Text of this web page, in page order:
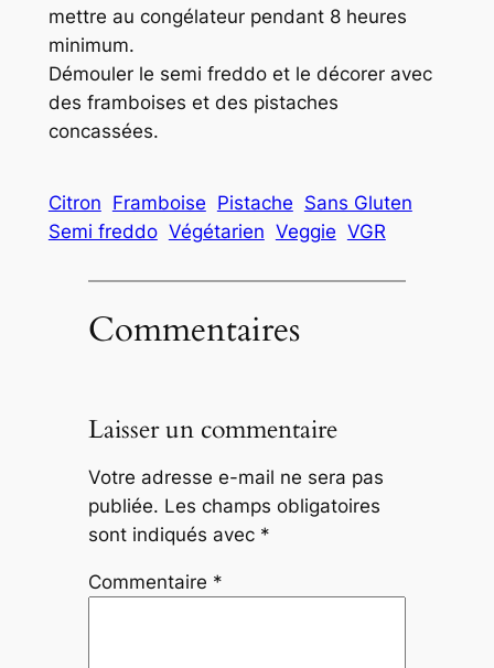
mettre au congélateur pendant 8 heures
minimum.
Démouler le semi freddo et le décorer avec
des framboises et des pistaches
concassées.
Citron Framboise Pistache Sans Gluten
Semi freddo Végétarien Veggie VGR
Commentaires
Laisser un commentaire
Votre adresse e-mail ne sera pas
publiée. Les champs obligatoires
sont indiqués avec *
Commentaire *